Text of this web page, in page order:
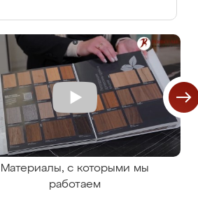
Материалы, с которыми мы
работаем